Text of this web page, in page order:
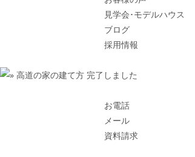
見学会･モデルハウス
ブログ
採用情報
お電話
メール
資料請求